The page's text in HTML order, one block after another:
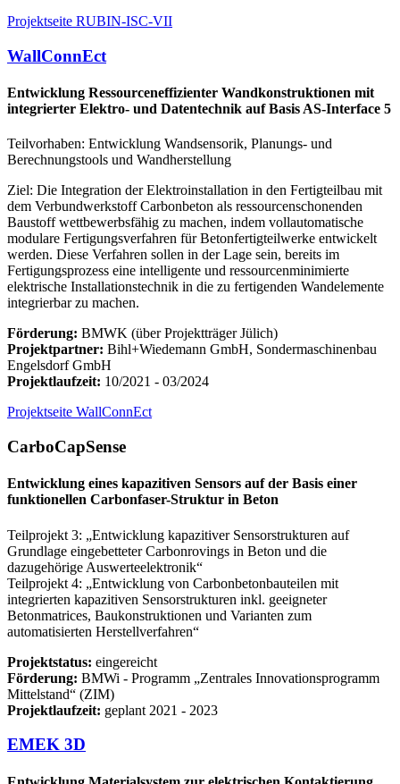
Projektseite RUBIN-ISC-VII
WallConnEct
Entwicklung Ressourceneffizienter Wandkonstruktionen mit
integrierter Elektro- und Datentechnik auf Basis AS-Interface 5
Teilvorhaben: Entwicklung Wandsensorik, Planungs- und
Berechnungstools und Wandherstellung
Ziel: Die Integration der Elektroinstallation in den Fertigteilbau mit
dem Verbundwerkstoff Carbonbeton als ressourcenschonenden
Baustoff wettbewerbsfähig zu machen, indem vollautomatische
modulare Fertigungsverfahren für Betonfertigteilwerke entwickelt
werden. Diese Verfahren sollen in der Lage sein, bereits im
Fertigungsprozess eine intelligente und ressourcenminimierte
elektrische Installationstechnik in die zu fertigenden Wandelemente
integrierbar zu machen.
Förderung: BMWK (über Projektträger Jülich)
Projektpartner: Bihl+Wiedemann GmbH, Sondermaschinenbau
Engelsdorf GmbH
Projektlaufzeit: 10/2021 - 03/2024
Projektseite WallConnEct
CarboCapSense
Entwicklung eines kapazitiven Sensors auf der Basis einer
funktionellen Carbonfaser-Struktur in Beton
Teilprojekt 3: „Entwicklung kapazitiver Sensorstrukturen auf
Grundlage eingebetteter Carbonrovings in Beton und die
dazugehörige Auswerteelektronik“
Teilprojekt 4: „Entwicklung von Carbonbetonbauteilen mit
integrierten kapazitiven Sensorstrukturen inkl. geeigneter
Betonmatrices, Baukonstruktionen und Varianten zum
automatisierten Herstellverfahren“
Projektstatus: eingereicht
Förderung: BMWi ‐ Programm „Zentrales Innovationsprogramm
Mittelstand“ (ZIM)
Projektlaufzeit: geplant 2021 - 2023
EMEK 3D